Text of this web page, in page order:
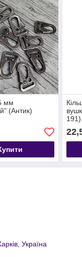
мм
(Антик)
191)
Україна